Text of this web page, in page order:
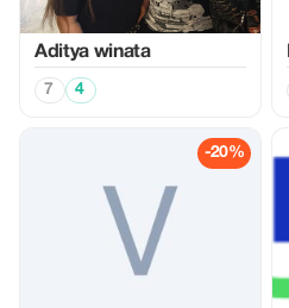
Aditya winata
7 4
-20%